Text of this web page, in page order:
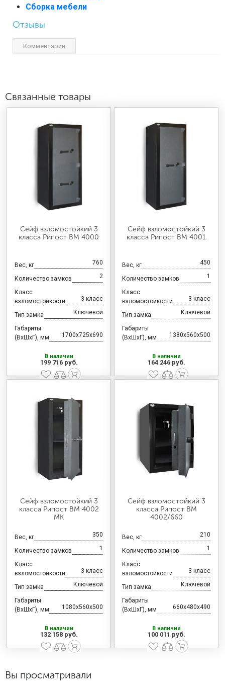
Сборка мебели
Отзывы
Комментарии
Связанные товары
Сейф взломостойкий 3
класса Рипост ВМ 4000
Вес, кг 760
Количество замков 2
Класс
взломостойкости
3 класс
Тип замка Ключевой
Габариты
(ВхШхГ), мм
1700x725x690
В наличии
199 716 руб.
Сейф взломостойкий 3
класса Рипост ВМ 4001
Вес, кг 450
Количество замков 1
Класс
взломостойкости
3 класс
Тип замка Ключевой
Габариты
(ВхШхГ), мм
1380x560x500
В наличии
164 246 руб.
Сейф взломостойкий 3
класса Рипост ВМ 4002
МК
Вес, кг 350
Количество замков 1
Класс
взломостойкости
3 класс
Тип замка Ключевой
Габариты
(ВхШхГ), мм
1080x560x500
В наличии
132 158 руб.
Сейф взломостойкий 3
класса Рипост ВМ
4002/660
Вес, кг 210
Количество замков 1
Класс
взломостойкости
3 класс
Тип замка Ключевой
Габариты
(ВхШхГ), мм
660x480x490
В наличии
100 011 руб.
Вы просматривали